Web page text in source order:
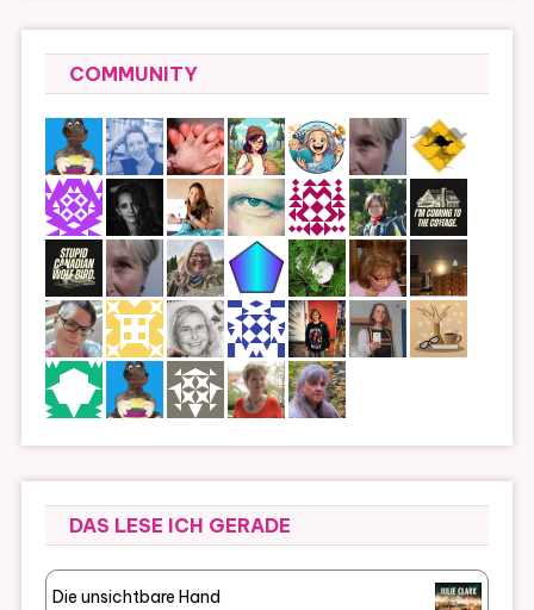
COMMUNITY
DAS LESE ICH GERADE
Die unsichtbare Hand